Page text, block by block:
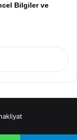
Bilgiler ve